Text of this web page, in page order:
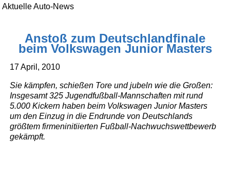
Aktuelle Auto-News
Anstoß zum Deutschlandfinale
beim Volkswagen Junior Masters
17 April, 2010
Sie kämpfen, schießen Tore und jubeln wie die Großen:
Insgesamt 325 Jugendfußball-Mannschaften mit rund
5.000 Kickern haben beim Volkswagen Junior Masters
um den Einzug in die Endrunde von Deutschlands
größtem firmeninitiierten Fußball-Nachwuchswettbewerb
gekämpft.